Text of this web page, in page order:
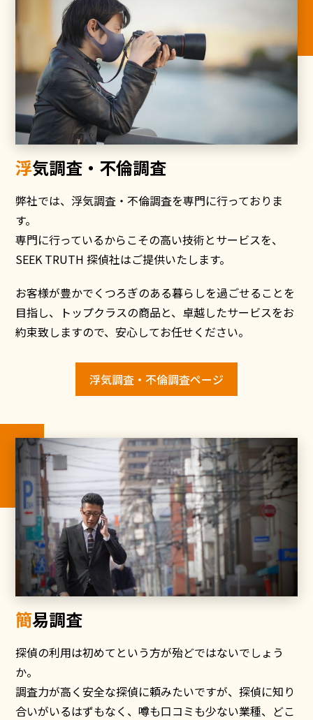
浮気調査・不倫調査
弊社では、浮気調査・不倫調査を専門に行っておりま
す。
専門に行っているからこその高い技術とサービスを、
SEEK TRUTH 探偵社はご提供いたします。
お客様が豊かでくつろぎのある暮らしを過ごせることを
目指し、トップクラスの商品と、卓越したサービスをお
約束致しますので、安心してお任せください。
浮気調査・不倫調査ページ
簡易調査
探偵の利用は初めてという方が殆どではないでしょう
か。
調査力が高く安全な探偵に頼みたいですが、探偵に知り
合いがいるはずもなく、噂も口コミも少ない業種、どこ